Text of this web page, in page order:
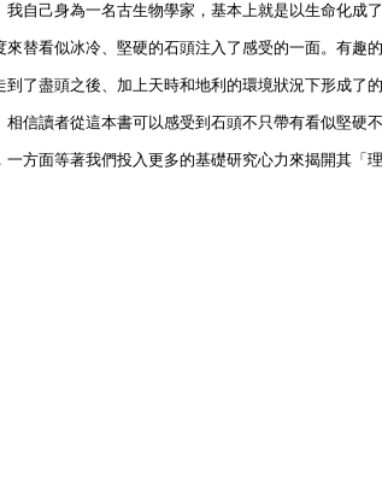
自己身為一名古生物學家，基本上就是以生命化成
替看似冰冷、堅硬的石頭注入了感受的一面。有趣
了盡頭之後、加上天時和地利的環境狀況下形成了
信讀者從這本書可以感受到石頭不只帶有看似堅硬不
方面等著我們投入更多的基礎研究心力來揭開其「